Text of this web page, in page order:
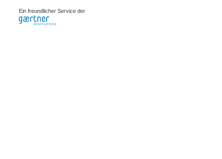
Ein freundlicher Service der